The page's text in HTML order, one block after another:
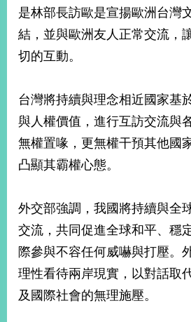
落
國
台
海
護
照
回
頁
站
導
覽
關
於
本
部
新
是林部長訪歐是宣揚歐洲台灣
結，並與歐洲友人正常交流，
切的互動。
台灣將持續與理念相近國家基
與人權價值，進行互訪交流與
無權置喙，更無權干預其他國
凸顯其霸權心態。
外交部強調，我國將持續與全
交流，共同促進全球和平、穩
際參與不容任何威嚇與打壓。
理性看待兩岸現實，以對話取
及國際社會的無理施壓。